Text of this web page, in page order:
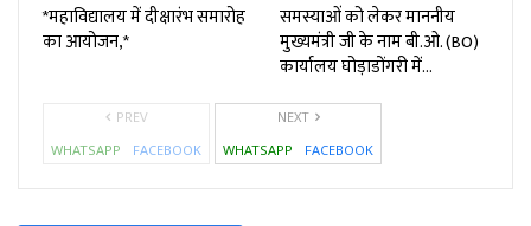
*महाविद्यालय में दीक्षारंभ समारोह
का आयोजन,*
समस्याओं को लेकर माननीय
मुख्यमंत्री जी के नाम बी.ओ. (BO)
कार्यालय घोड़ाडोंगरी में…
PREV
WHATSAPP
FACEBOOK
NEXT
WHATSAPP
FACEBOOK